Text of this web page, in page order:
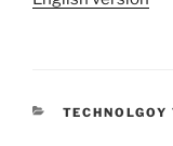
CATEGORIES
TECHNOLGOY